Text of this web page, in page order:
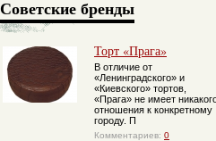
Советские бренды
Торт «Прага»
В отличие от
«Ленинградского» и
«Киевского» тортов,
«Прага» не имеет
отношения к конкретному
городу. П
Комментариев: 0